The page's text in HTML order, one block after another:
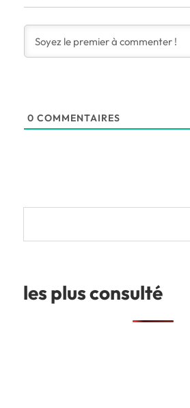
0 COMMENTAIRES
les plus consulté